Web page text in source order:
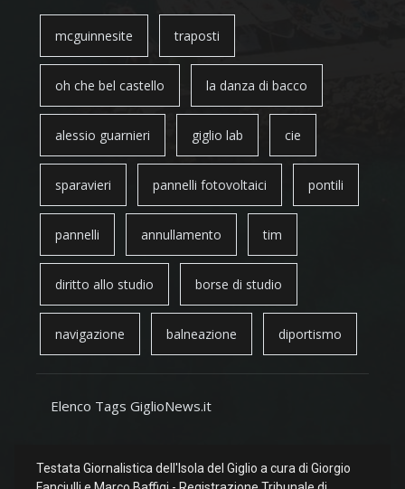
mcguinnesite traposti
oh che bel castello la danza di bacco
alessio guarnieri giglio lab cie
sparavieri pannelli fotovoltaici pontili
pannelli annullamento tim
diritto allo studio borse di studio
navigazione balneazione diportismo
Elenco Tags GiglioNews.it
Testata Giornalistica dell'Isola del Giglio a cura di Giorgio